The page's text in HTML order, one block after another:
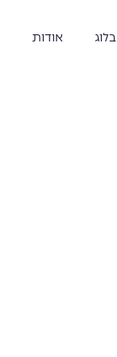
בלוג אודות